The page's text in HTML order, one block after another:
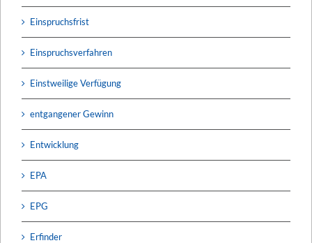
Einspruchsfrist
Einspruchsverfahren
Einstweilige Verfügung
entgangener Gewinn
Entwicklung
EPA
EPG
Erfinder